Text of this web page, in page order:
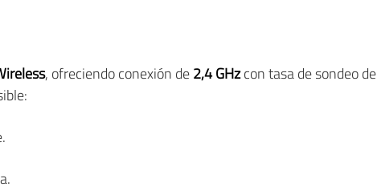
, ofreciendo conexión de2,4 GHzcon tasa de sondeo de